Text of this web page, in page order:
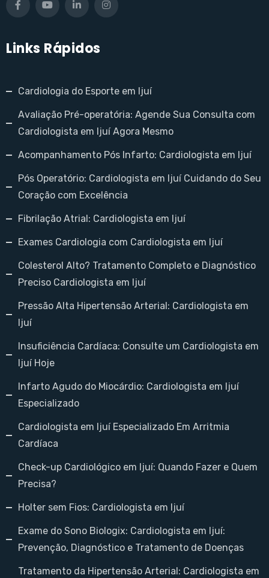
Links Rápidos
Cardiologia do Esporte em Ijuí
Avaliação Pré-operatória: Agende Sua Consulta com
Cardiologista em Ijuí Agora Mesmo
Acompanhamento Pós Infarto: Cardiologista em Ijuí
Pós Operatório: Cardiologista em Ijuí Cuidando do Seu
Coração com Excelência
Fibrilação Atrial: Cardiologista em Ijuí
Exames Cardiologia com Cardiologista em Ijuí
Colesterol Alto? Tratamento Completo e Diagnóstico
Preciso Cardiologista em Ijuí
Pressão Alta Hipertensão Arterial: Cardiologista em
Ijuí
Insuficiência Cardíaca: Consulte um Cardiologista em
Ijuí Hoje
Infarto Agudo do Miocárdio: Cardiologista em Ijuí
Especializado
Cardiologista em Ijuí Especializado Em Arritmia
Cardíaca
Check-up Cardiológico em Ijuí: Quando Fazer e Quem
Precisa?
Holter sem Fios: Cardiologista em Ijuí
Exame do Sono Biologix: Cardiologista em Ijuí:
Prevenção, Diagnóstico e Tratamento de Doenças
Tratamento da Hipertensão Arterial: Cardiologista em